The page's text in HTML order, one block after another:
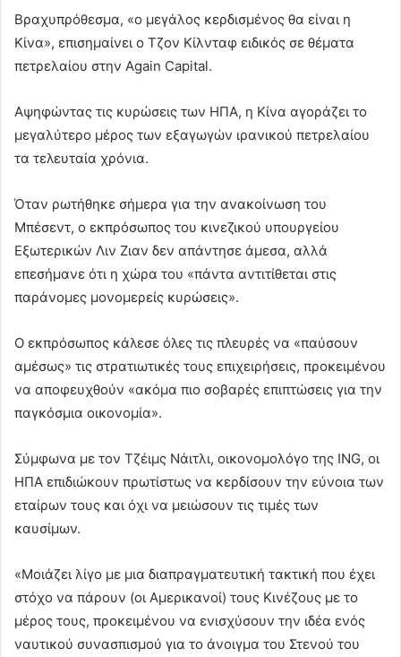
Βραχυπρόθεσμα, «ο μεγάλος κερδισμένος θα είναι η
Κίνα», επισημαίνει ο Τζον Κίλνταφ ειδικός σε θέματα
πετρελαίου στην Again Capital.
Αψηφώντας τις κυρώσεις των ΗΠΑ, η Κίνα αγοράζει το
μεγαλύτερο μέρος των εξαγωγών ιρανικού πετρελαίου
τα τελευταία χρόνια.
Όταν ρωτήθηκε σήμερα για την ανακοίνωση του
Μπέσεντ, ο εκπρόσωπος του κινεζικού υπουργείου
Εξωτερικών Λιν Ζιαν δεν απάντησε άμεσα, αλλά
επεσήμανε ότι η χώρα του «πάντα αντιτίθεται στις
παράνομες μονομερείς κυρώσεις».
Ο εκπρόσωπος κάλεσε όλες τις πλευρές να «παύσουν
αμέσως» τις στρατιωτικές τους επιχειρήσεις, προκειμένου
να αποφευχθούν «ακόμα πιο σοβαρές επιπτώσεις για την
παγκόσμια οικονομία».
Σύμφωνα με τον Τζέιμς Νάιτλι, οικονομολόγο της ING, οι
ΗΠΑ επιδιώκουν πρωτίστως να κερδίσουν την εύνοια των
εταίρων τους και όχι να μειώσουν τις τιμές των
καυσίμων.
«Μοιάζει λίγο με μια διαπραγματευτική τακτική που έχει
στόχο να πάρουν (οι Αμερικανοί) τους Κινέζους με το
μέρος τους, προκειμένου να ενισχύσουν την ιδέα ενός
ναυτικού συνασπισμού για το άνοιγμα του Στενού του